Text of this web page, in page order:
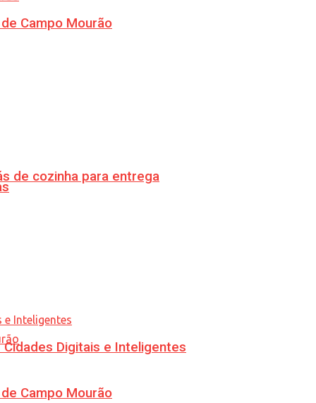
de cozinha para entrega
Campo Mourão
Campo Mourão
Digitais e Inteligentes